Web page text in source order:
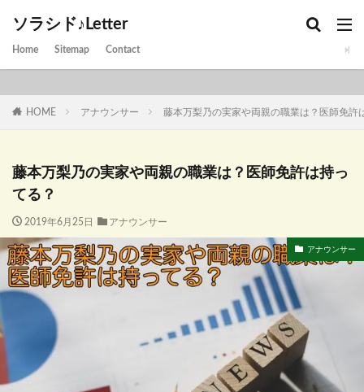
ソラシド♪Letter
Home Sitemap Contact
HOME アナウンサー 藤本万梨乃の実家や両親の職業は？医師免許
藤本万梨乃の実家や両親の職業は？医師免許は持っ
てる？
2019年6月25日 アナウンサー
アナウンサー